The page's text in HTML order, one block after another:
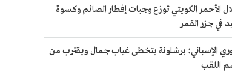
الأحمر الكويتي توزع وجبات إفطار الصائم وكسوة
في جزر القمر
الإسباني: برشلونة يتخطى غياب جمال ويقترب من
اللقب